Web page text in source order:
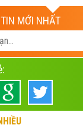
MỚI NHẤT